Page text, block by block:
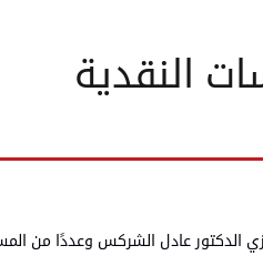
النقدية
الدكتور عادل الشركس وعددًا من